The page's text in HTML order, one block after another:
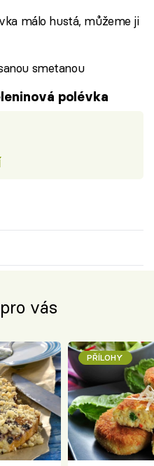
málo hustá, můžeme ji
smetanou
polévka
vás
PŘÍLOHY